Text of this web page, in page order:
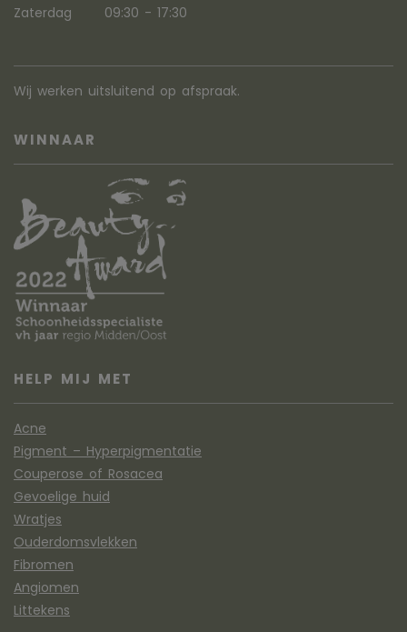
Zaterdag
09:30 - 17:30
Wij werken uitsluitend op afspraak.
WINNAAR
HELP MIJ MET
Acne
Pigment – Hyperpigmentatie
Couperose of Rosacea
Gevoelige huid
Wratjes
Ouderdomsvlekken
Fibromen
Angiomen
Littekens